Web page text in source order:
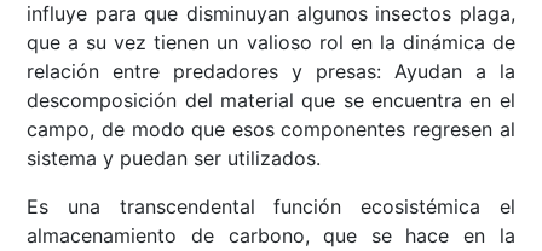
influye para que disminuyan algunos insectos plaga,
que a su vez tienen un valioso rol en la dinámica de
relación entre predadores y presas: Ayudan a la
descomposición del material que se encuentra en el
campo, de modo que esos componentes regresen al
sistema y puedan ser utilizados.
Es una transcendental función ecosistémica el
almacenamiento de carbono, que se hace en la